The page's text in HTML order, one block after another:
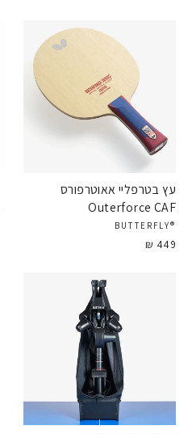
עץ בטרפליי אאוטרפורס
Outerforce CAF
®BUTTERFLY
449 ₪